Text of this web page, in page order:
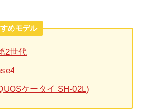
めモデル
2世代
ケータイ SH-02L)